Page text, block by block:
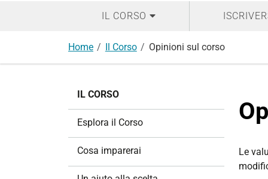
IL CORSO
Home Il Corso Opinioni sul corso
Le
IL CORSO
Esplora il Corso
Cosa imparerai